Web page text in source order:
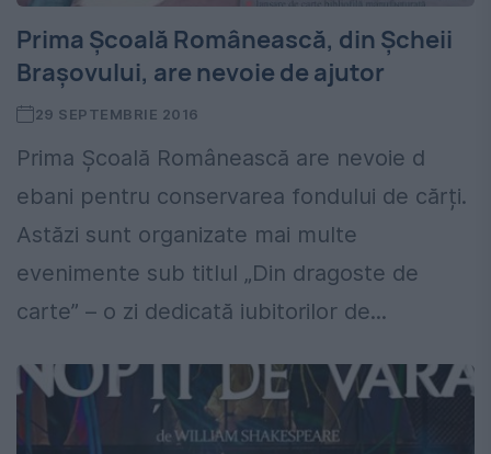
Prima Școală Românească, din Șcheii
Brașovului, are nevoie de ajutor
29 SEPTEMBRIE 2016
Prima Școală Românească are nevoie d
ebani pentru conservarea fondului de cărți.
Astăzi sunt organizate mai multe
evenimente sub titlul „Din dragoste de
carte” – o zi dedicată iubitorilor de...